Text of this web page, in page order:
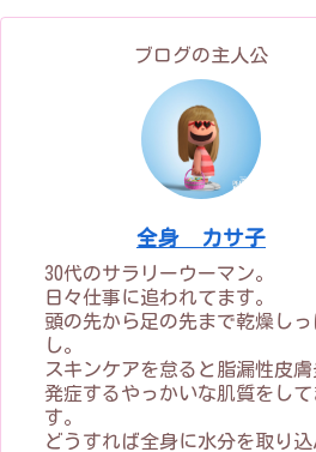
ブログの主人公
全身 カサ子
30代のサラリーウーマン。
日々仕事に追われてます。
頭の先から足の先まで乾燥しっ
し。
スキンケアを怠ると脂漏性皮膚
発症するやっかいな肌質をして
す。
どうすれば全身に水分を取り込